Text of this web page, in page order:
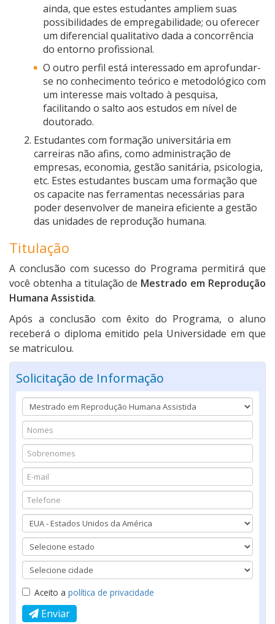
ainda, que estes estudantes ampliem suas
possibilidades de empregabilidade; ou oferecer
um diferencial qualitativo dada a concorrência
do entorno profissional.
O outro perfil está interessado em aprofundar-
se no conhecimento teórico e metodológico com
um interesse mais voltado à pesquisa,
facilitando o salto aos estudos em nível de
doutorado.
Estudantes com formação universitária em
carreiras não afins, como administração de
empresas, economia, gestão sanitária, psicologia,
etc. Estes estudantes buscam uma formação que
os capacite nas ferramentas necessárias para
poder desenvolver de maneira eficiente a gestão
das unidades de reprodução humana.
Titulação
A conclusão com sucesso do Programa permitirá que
você obtenha a titulação de Mestrado em Reprodução
Humana Assistida.
Após a conclusão com êxito do Programa, o aluno
receberá o diploma emitido pela Universidade em que
se matriculou.
Solicitação de Informação
Aceito a política de privacidade
Enviar